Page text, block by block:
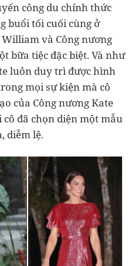
công du chính thức
buổi tối cuối cùng ở
và Công nương
bữa tiệc đặc biệt. Và như
luôn duy trì được hình
mọi sự kiện mà cô
của Công nương Kate
đã chọn diện một mẫu
diễm lệ.